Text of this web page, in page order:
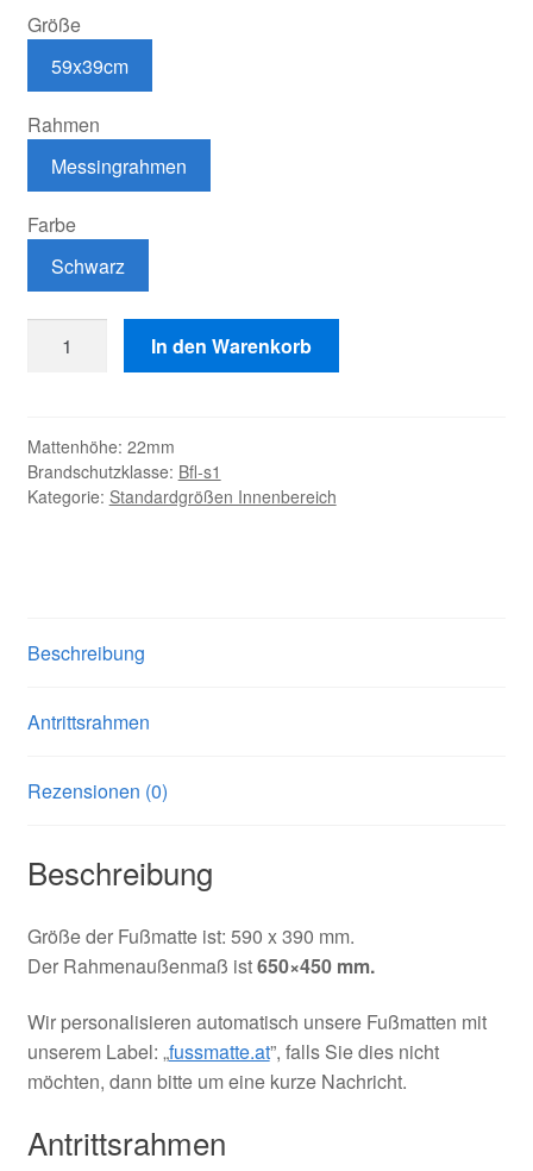
Größe
59x39cm
Rahmen
Messingrahmen
Farbe
Schwarz
Messingrahmen
Menge
In den Warenkorb
Mattenhöhe: 22mm
Brandschutzklasse: Bfl-s1
Kategorie: Standardgrößen Innenbereich
Beschreibung
Antrittsrahmen
Rezensionen (0)
Beschreibung
Größe der Fußmatte ist: 590 x 390 mm.
Der Rahmenaußenmaß ist650×450 mm.
Wir personalisieren automatisch unsere Fußmatten mit
unserem Label: „fussmatte.at”, falls Sie dies nicht
möchten, dann bitte um eine kurze Nachricht.
Antrittsrahmen